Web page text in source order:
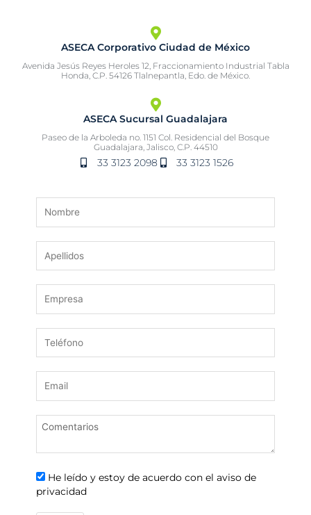
ASECA Corporativo Ciudad de México
Avenida Jesús Reyes Heroles 12, Fraccionamiento Industrial Tabla
Honda, C.P. 54126 Tlalnepantla, Edo. de México.
ASECA Sucursal Guadalajara
Paseo de la Arboleda no. 1151 Col. Residencial del Bosque
Guadalajara, Jalisco, C.P. 44510
33 3123 2098 33 3123 1526
He leído y estoy de acuerdo con el aviso de
privacidad